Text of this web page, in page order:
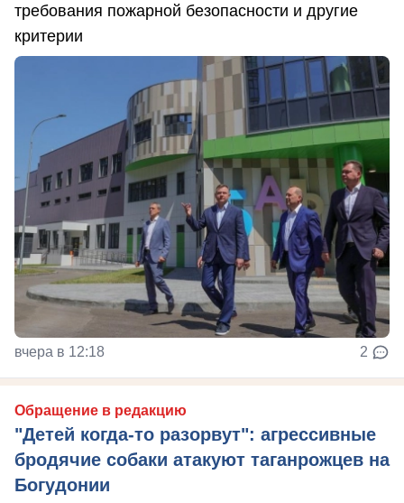
требования пожарной безопасности и другие
критерии
вчера в 12:18 2
Обращение в редакцию
"Детей когда-то разорвут": агрессивные
бродячие собаки атакуют таганрожцев на
Богудонии